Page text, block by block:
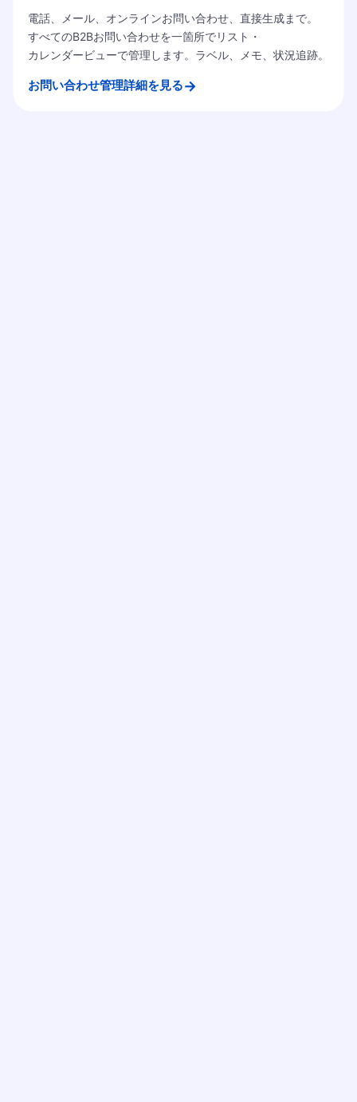
電話、メール、オンラインお問い合わせ、直接生成まで。
すべてのB2Bお問い合わせを一箇所でリスト・
カレンダービューで管理します。ラベル、メモ、状況追跡。
お問い合わせ管理詳細を見る→